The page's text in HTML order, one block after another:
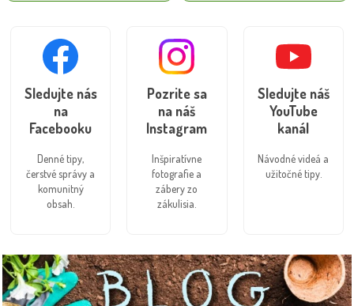
Sledujte nás
na
Facebooku
Denné tipy,
čerstvé správy a
komunitný
obsah.
Pozrite sa
na náš
Instagram
Inšpiratívne
fotografie a
zábery zo
zákulisia.
Sledujte náš
YouTube
kanál
Návodné videá a
užitočné tipy.